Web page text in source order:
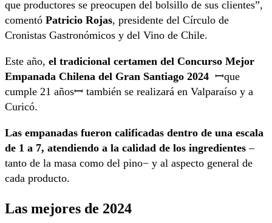
que productores se preocupen del bolsillo de sus clientes”,
comentó Patricio Rojas, presidente del Círculo de
Cronistas Gastronómicos y del Vino de Chile.
Este año, el tradicional certamen del Concurso Mejor
Empanada Chilena del Gran Santiago 2024 ꟷque
cumple 21 añosꟷ también se realizará en Valparaíso y a
Curicó.
Las empanadas fueron calificadas dentro de una escala
de 1 a 7, atendiendo a la calidad de los ingredientes–
tanto de la masa como del pino− y al aspecto general de
cada producto.
Las mejores de 2024